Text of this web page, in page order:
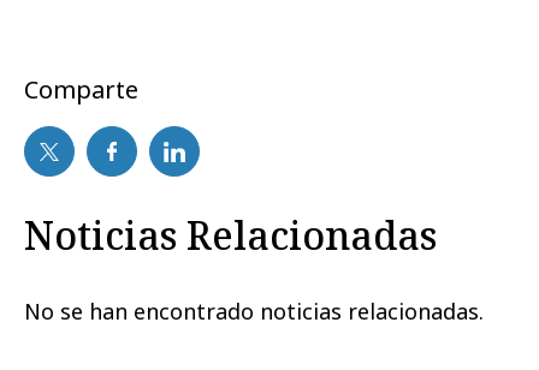
Comparte
Noticias Relacionadas
No se han encontrado noticias relacionadas.